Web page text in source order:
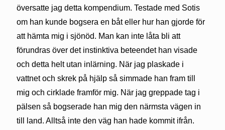
översatte jag detta kompendium. Testade med Sotis
om han kunde bogsera en båt eller hur han gjorde för
att hämta mig i sjönöd. Man kan inte låta bli att
förundras över det instinktiva beteendet han visade
och detta helt utan inlärning. När jag plaskade i
vattnet och skrek på hjälp så simmade han fram till
mig och cirklade framför mig. När jag greppade tag i
pälsen så bogserade han mig den närmsta vägen in
till land. Alltså inte den väg han hade kommit ifrån.